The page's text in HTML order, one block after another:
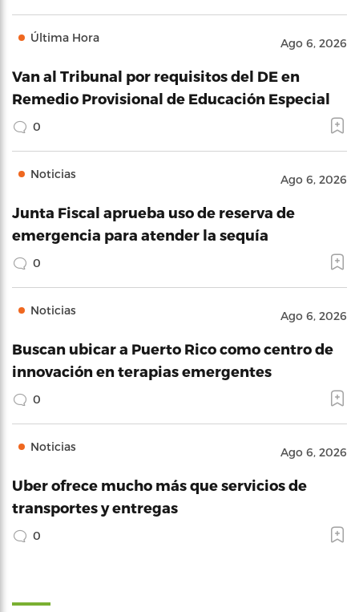
Última Hora Ago 6, 2026
Van al Tribunal por requisitos del DE en
Remedio Provisional de Educación Especial
0
Noticias Ago 6, 2026
Junta Fiscal aprueba uso de reserva de
emergencia para atender la sequía
0
Noticias Ago 6, 2026
Buscan ubicar a Puerto Rico como centro de
innovación en terapias emergentes
0
Noticias Ago 6, 2026
Uber ofrece mucho más que servicios de
transportes y entregas
0